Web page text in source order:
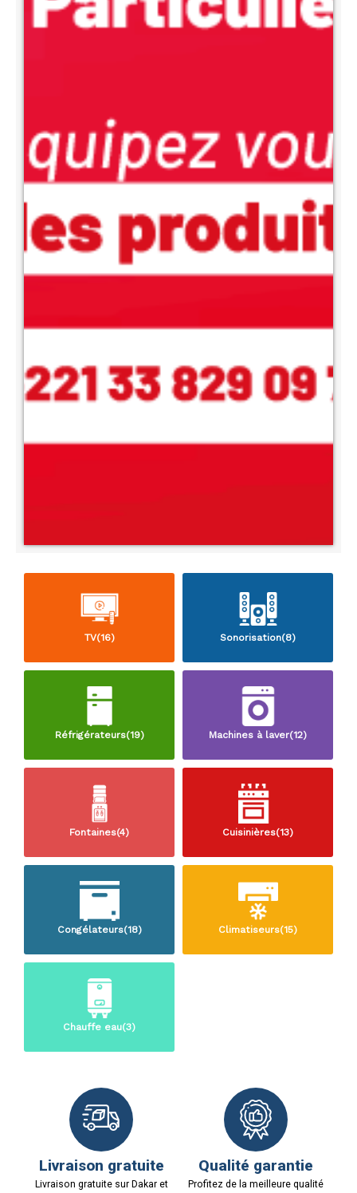
TV(16) Sonorisation(8)
Réfrigérateurs(19) Machines à laver(12)
Fontaines(4) Cuisinières(13)
Congélateurs(18) Climatiseurs(15)
Chauffe eau(3)
Livraison gratuite
Livraison gratuite sur Dakar et
Qualité garantie
Profitez de la meilleure qualité